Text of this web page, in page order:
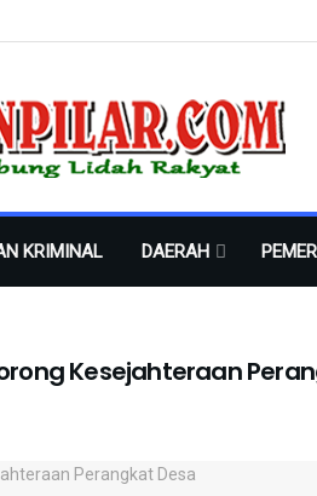
KRIMINAL DAERAH
Kesejahteraan